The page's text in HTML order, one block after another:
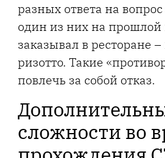
разных ответа на
один из них на прошлой
заказывал в ресторане
ризотто. Такие
повлечь за собой отказ.
сложности во